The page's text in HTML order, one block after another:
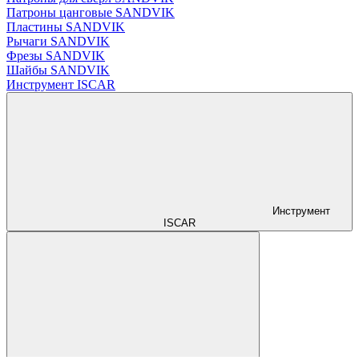
Патроны цанговые SANDVIK
Пластины SANDVIK
Рычаги SANDVIK
Фрезы SANDVIK
Шайбы SANDVIK
Инструмент ISCAR
Инструмент
ISCAR